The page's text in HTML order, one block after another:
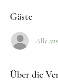
Gäste
Alle
Über die